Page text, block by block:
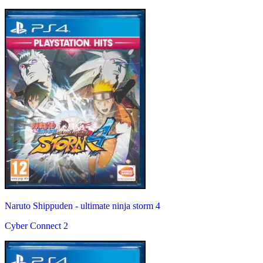
Naruto Shippuden - ultimate ninja storm 4
Cyber Connect 2